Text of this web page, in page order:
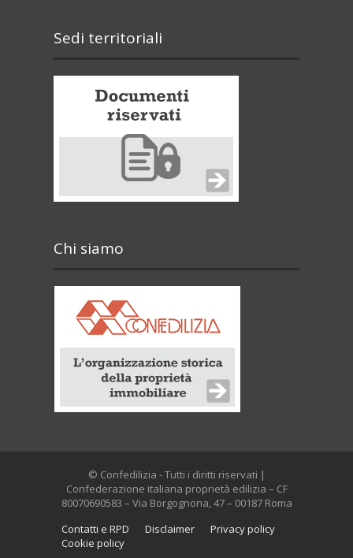
Sedi territoriali
Chi siamo
© Confedilizia - Tutti i diritti riservati |
Confederazione italiana proprietà edilizia – CF
80070690583 – Via Borgognona, 47 – 00187 Roma
Contatti e RPD
Disclaimer
Privacy policy
Cookie policy